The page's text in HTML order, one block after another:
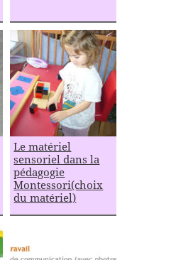
Le matériel
sensoriel dans la
pédagogie
Montessori(choix
du matériel)